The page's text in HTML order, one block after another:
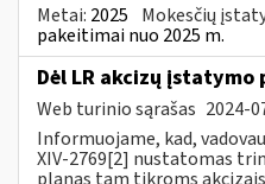
Metai: 2025 Mokesčių
pakeitimai nuo 2025 m.
Dėl LR akcizų įstatymo
Web turinio sąrašas 2024-
Informuojame, kad,
XIV-2769[2] nustatomas
planas tam tikroms